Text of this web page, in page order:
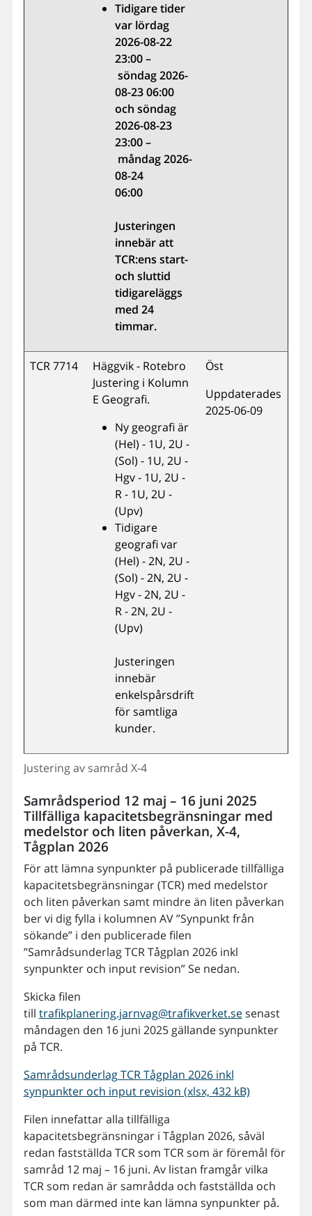
Justering av samråd X-4
Tidigare tider
var lördag
2026-08-22
23:00 –
söndag 2026-
08-23 06:00
och söndag
2026-08-23
23:00 –
måndag 2026-
08-24
06:00
Justeringen
innebär att
TCR:ens start-
och sluttid
tidigareläggs
med 24
timmar.
TCR 7714
Häggvik - Rotebro
Justering i Kolumn
E Geografi.
Ny geografi är
(Hel) - 1U, 2U -
(Sol) - 1U, 2U -
Hgv - 1U, 2U -
R - 1U, 2U -
(Upv)
Tidigare
geografi var
(Hel) - 2N, 2U -
(Sol) - 2N, 2U -
Hgv - 2N, 2U -
R - 2N, 2U -
(Upv)
Justeringen
innebär
enkelspårsdrift
för samtliga
kunder.
Öst
Uppdaterades
2025-06-09
Samrådsperiod 12 maj – 16 juni 2025
Tillfälliga kapacitetsbegränsningar med
medelstor och liten påverkan, X-4,
Tågplan 2026
För att lämna synpunkter på publicerade tillfälliga
kapacitetsbegränsningar (TCR) med medelstor
och liten påverkan samt mindre än liten påverkan
ber vi dig fylla i kolumnen AV ”Synpunkt från
sökande” i den publicerade filen
”Samrådsunderlag TCR Tågplan 2026 inkl
synpunkter och input revision” Se nedan.
Skicka filen
till trafikplanering.jarnvag@trafikverket.sesenast
måndagen den 16 juni 2025 gällande synpunkter
på TCR.
Samrådsunderlag TCR Tågplan 2026 inkl
synpunkter och input revision (xlsx, 432 kB)
Filen innefattar alla tillfälliga
kapacitetsbegränsningar i Tågplan 2026, såväl
redan fastställda TCR som TCR som är föremål för
samråd 12 maj – 16 juni. Av listan framgår vilka
TCR som redan är samrådda och fastställda och
som man därmed inte kan lämna synpunkter på.